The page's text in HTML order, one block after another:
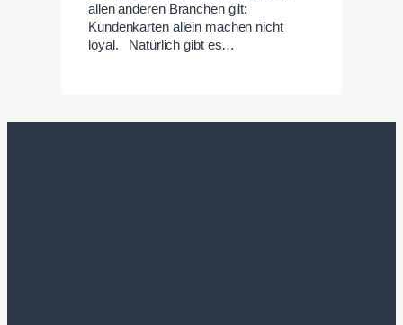
allen anderen Branchen gilt:
Kundenkarten allein machen nicht
loyal. Natürlich gibt es…